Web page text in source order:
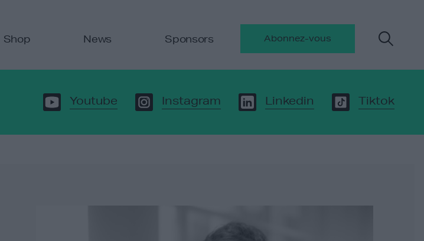
Shop News Sponsors Abonnez-vous
Youtube Instagram Linkedin Tiktok